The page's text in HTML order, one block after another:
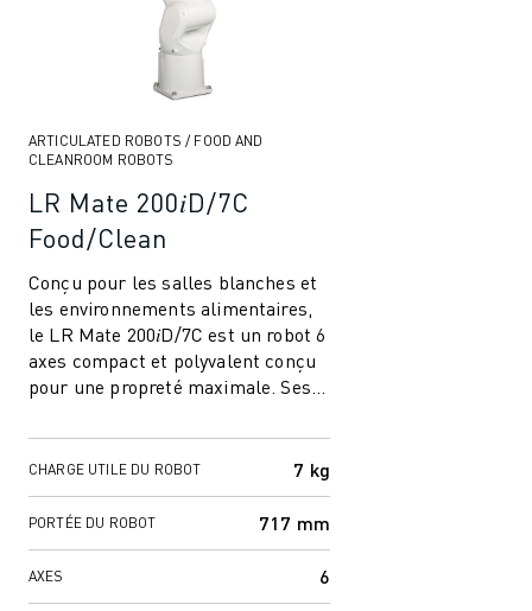
ARTICULATED ROBOTS / FOOD AND
CLEANROOM ROBOTS
LR Mate 200𝑖D/7C
Food/Clean
Conçu pour les salles blanches et
les environnements alimentaires,
le LR Mate 200𝑖D/7C est un robot 6
axes compact et polyvalent conçu
pour une propreté maximale. Ses
CHARGE UTILE DU ROBOT 7 kg
PORTÉE DU ROBOT 717 mm
AXES 6